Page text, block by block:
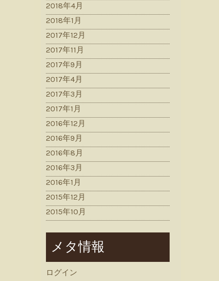
2018年4月
2018年1月
2017年12月
2017年11月
2017年9月
2017年4月
2017年3月
2017年1月
2016年12月
2016年9月
2016年8月
2016年3月
2016年1月
2015年12月
2015年10月
メタ情報
ログイン